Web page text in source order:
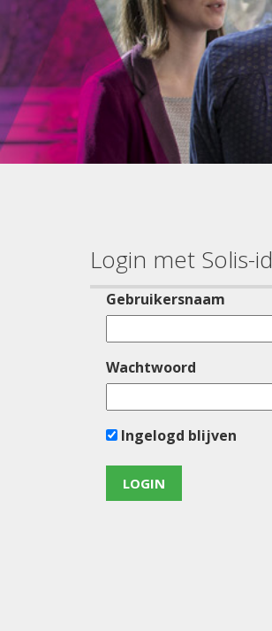
Login met Solis-id
Gebruikersnaam
Wachtwoord
Ingelogd blijven